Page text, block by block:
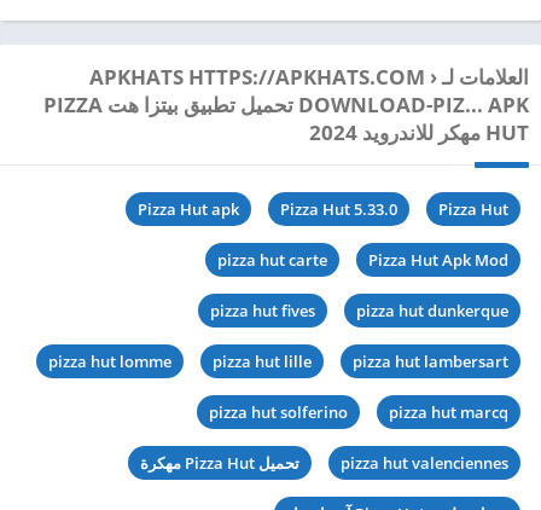
DeepSeek‏
مايو 29, 2025
GO ENTERPRISE‏
مارس 24, 2024
Marcode Developer‏
العلامات لـ APKHATS HTTPS://APKHATS.COM ›
HUT مهكر للاندرويد 2024
Pizza Hut
Pizza Hut 5.33.0
Pizza Hut apk
Pizza Hut Apk Mod
pizza hut carte
pizza hut dunkerque
pizza hut fives
pizza hut lambersart
pizza hut lille